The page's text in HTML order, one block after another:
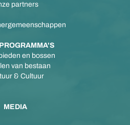
partners
en bossen
van bestaan
& Cultuur
MEDIA